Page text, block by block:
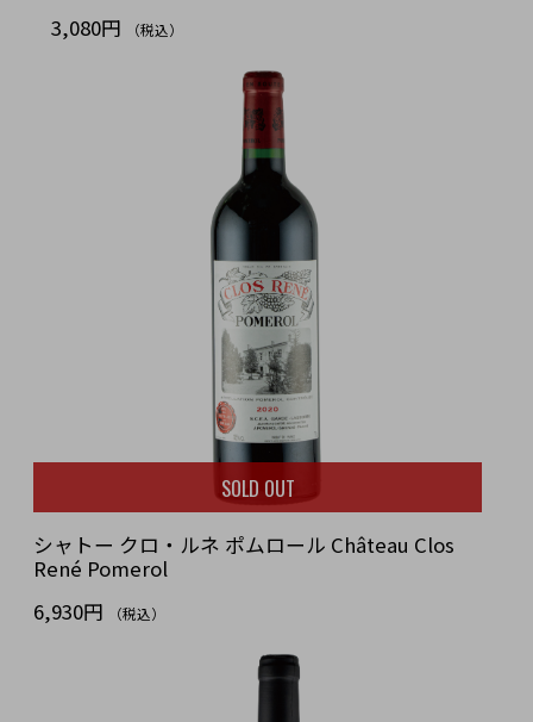
3,080円
（税込）
SOLD OUT
シャトー クロ・ルネ ポムロール Château Clos
René Pomerol
6,930円
（税込）